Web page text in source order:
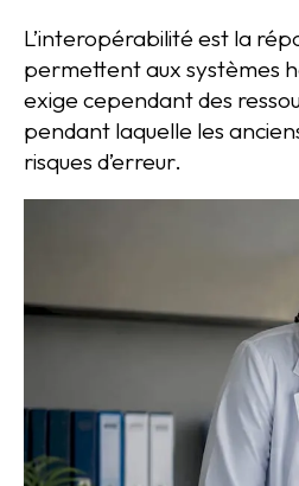
L’interopérabilité est la
permettent aux systèmes
exige cependant des
pendant laquelle les
risques d’erreur.